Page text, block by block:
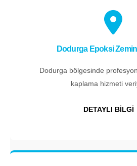
Dodurga Epoksi
Dodurga bölgesinde
kaplama hizmeti
DETAYLI BİLGİ